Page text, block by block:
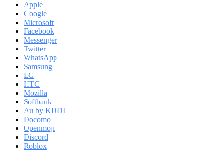
Apple
Google
Microsoft
Facebook
Messenger
Twitter
WhatsApp
Samsung
LG
HTC
Mozilla
Softbank
Au by KDDI
Docomo
Openmoji
Discord
Roblox